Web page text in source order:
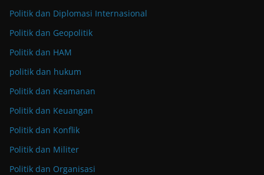
Politik dan Diplomasi Internasional
Politik dan Geopolitik
Politik dan HAM
politik dan hukum
Politik dan Keamanan
Politik dan Keuangan
Politik dan Konflik
Politik dan Militer
Politik dan Organisasi